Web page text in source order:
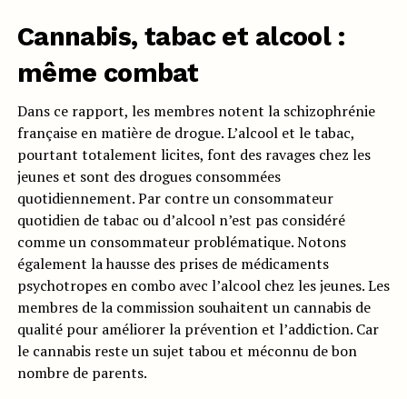
Cannabis, tabac et alcool :
même combat
Dans ce rapport, les membres notent la schizophrénie
française en matière de drogue. L’alcool et le tabac,
pourtant totalement licites, font des ravages chez les
jeunes et sont des drogues consommées
quotidiennement. Par contre un consommateur
quotidien de tabac ou d’alcool n’est pas considéré
comme un consommateur problématique. Notons
également la hausse des prises de médicaments
psychotropes en combo avec l’alcool chez les jeunes. Les
membres de la commission souhaitent un cannabis de
qualité pour améliorer la prévention et l’addiction. Car
le cannabis reste un sujet tabou et méconnu de bon
nombre de parents.